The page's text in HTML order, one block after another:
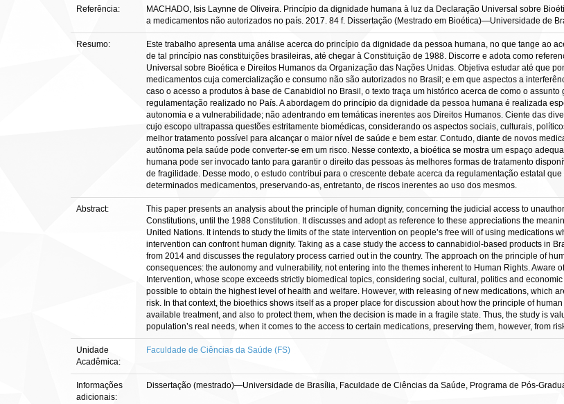
Referência:
MACHADO, Isis Laynne de Oliveira. Princípio da dignidade humana à luz da Declaração Universal sobre
a medicamentos não autorizados no país. 2017. 84 f. Dissertação (Mestrado em Bioética)—Universidade de
Resumo:
Este trabalho apresenta uma análise acerca do princípio da dignidade da pessoa humana, no que tange ao
de tal princípio nas constituições brasileiras, até chegar à Constituição de 1988. Discorre e adota como
Universal sobre Bioética e Direitos Humanos da Organização das Nações Unidas. Objetiva estudar até que
medicamentos cuja comercialização e consumo não são autorizados no Brasil; e em que aspectos a
caso o acesso a produtos à base de Canabidiol no Brasil, o texto traça um histórico acerca de como o
regulamentação realizado no País. A abordagem do princípio da dignidade da pessoa humana é realizada
autonomia e a vulnerabilidade; não adentrando em temáticas inerentes aos Direitos Humanos. Ciente das
cujo escopo ultrapassa questões estritamente biomédicas, considerando os aspectos sociais, culturais,
melhor tratamento possível para alcançar o maior nível de saúde e bem estar. Contudo, diante de novos
autônoma pela saúde pode converter-se em um risco. Nesse contexto, a bioética se mostra um espaço
humana pode ser invocado tanto para garantir o direito das pessoas às melhores formas de tratamento
de fragilidade. Desse modo, o estudo contribui para o crescente debate acerca da regulamentação estatal
determinados medicamentos, preservando-as, entretanto, de riscos inerentes ao uso dos mesmos.
Abstract:
This paper presents an analysis about the principle of human dignity, concerning the judicial access to
Constitutions, until the 1988 Constitution. It discusses and adopt as reference to these appreciations the
United Nations. It intends to study the limits of the state intervention on people’s free will of using
intervention can confront human dignity. Taking as a case study the access to cannabidiol-based products in
from 2014 and discusses the regulatory process carried out in the country. The approach on the principle of
consequences: the autonomy and vulnerability, not entering into the themes inherent to Human Rights. Aware
Intervention, whose scope exceeds strictly biomedical topics, considering social, cultural, politics and
possible to obtain the highest level of health and welfare. However, with releasing of new medications, which
risk. In that context, the bioethics shows itself as a proper place for discussion about how the principle of
available treatment, and also to protect them, when the decision is made in a fragile state. Thus, the study is
population’s real needs, when it comes to the access to certain medications, preserving them, however, from
Unidade
Acadêmica:
Faculdade de Ciências da Saúde (FS)
Informações
adicionais:
Dissertação (mestrado)—Universidade de Brasília, Faculdade de Ciências da Saúde, Programa de Pós-